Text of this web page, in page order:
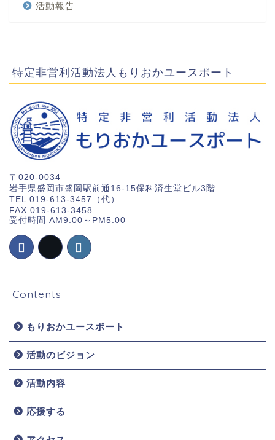
活動報告
特定非営利活動法人もりおかユースポート
〒020-0034
岩手県盛岡市盛岡駅前通16-15保科済生堂ビル3階
TEL 019-613-3457（代）
FAX 019-613-3458
受付時間 AM9:00～PM5:00
Contents
もりおかユースポート
活動のビジョン
活動内容
応援する
ホーム